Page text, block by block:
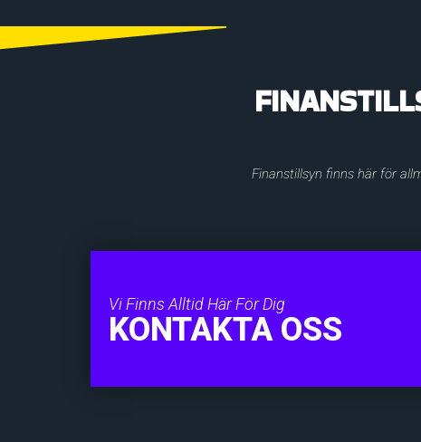
Finanstillsyn finns här för
Vi Finns Alltid Här För Dig
KONTAKTA OSS